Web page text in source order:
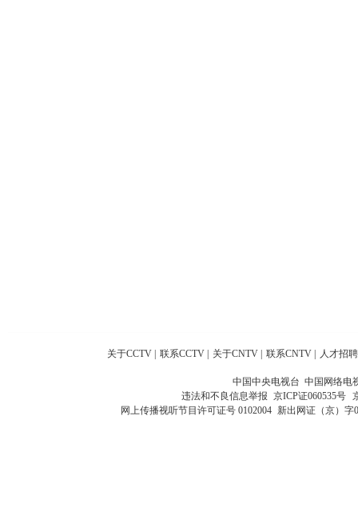
关于CCTV 联系CCTV 关于CNTV 联系CNTV 人才招聘
中国中央电视台 中国网络电
违法和不良信息举报 京ICP证060535号
网上传播视听节目许可证号 0102004 新出网证（京）